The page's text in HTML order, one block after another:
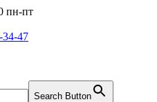
пн-пт
34-47
Search Button